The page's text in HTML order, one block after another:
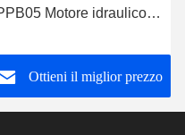
Motore idraulico
Ottieni il miglior prezzo